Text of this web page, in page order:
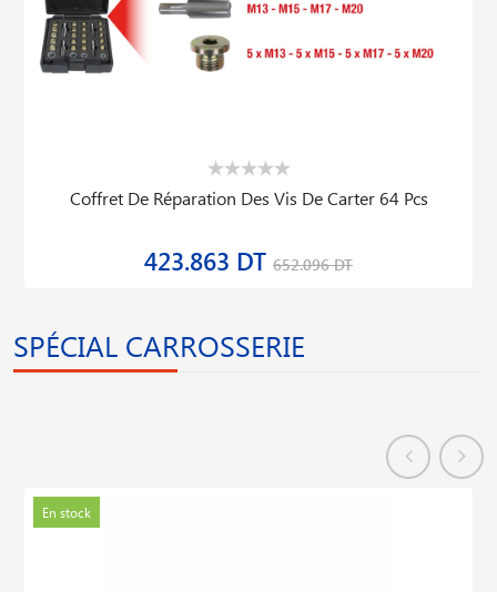
Coffret De Réparation Des Vis De Carter 64 Pcs
423.863 DT 652.096 DT
SPÉCIAL CARROSSERIE
En stock